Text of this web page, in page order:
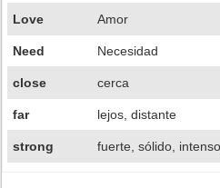
Love Amor
Need Necesidad
close cerca
far lejos, distante
strong fuerte, sólido,